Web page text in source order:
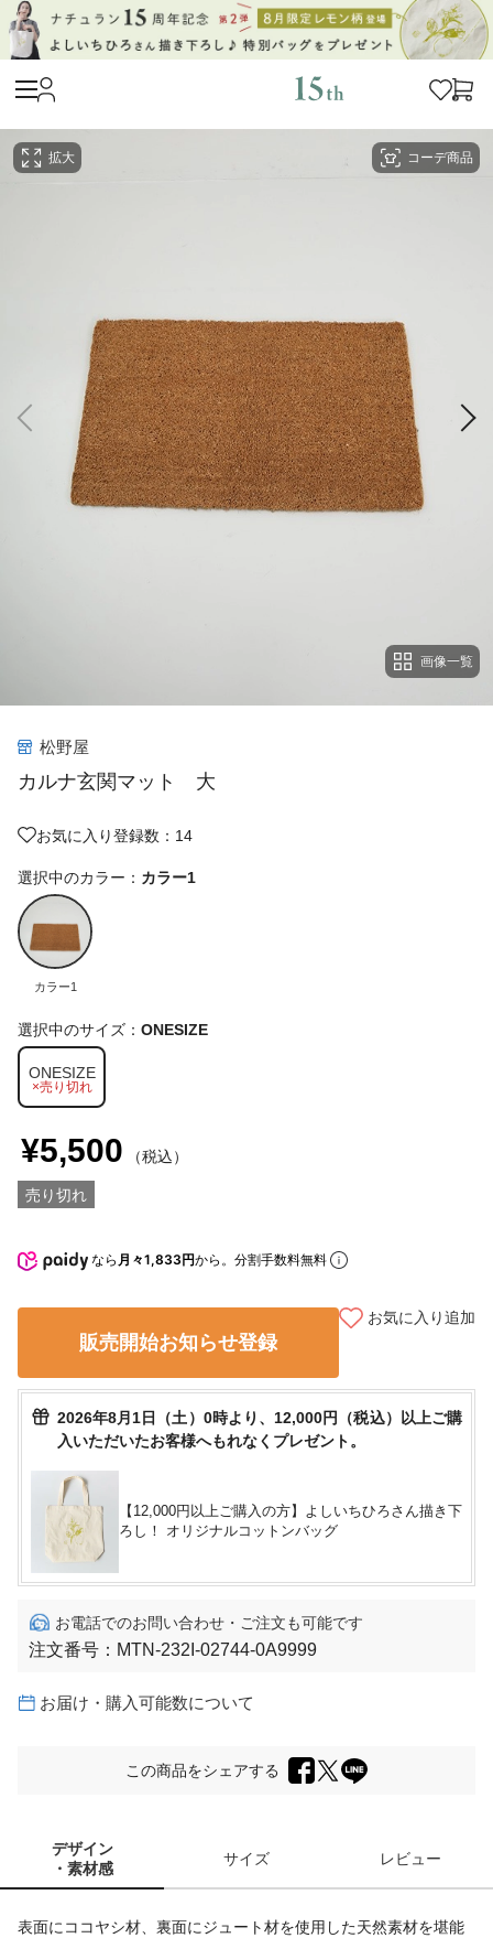
コーデ商品
拡大
画像一覧
松野屋
カルナ玄関マット 大
お気に入り登録数：14
選択中のカラー： カラー1
カラー1
選択中のサイズ： ONESIZE
ONESIZE
×売り切れ
¥5,500 （税込）
売り切れ
なら 月々1,833円から。分割手数料無料
販売開始お知らせ登録
お気に入り追加
2026年8月1日（土）0時より、12,000円（税込）以上ご購
入いただいたお客様へもれなくプレゼント。
【12,000円以上ご購入の方】よしいちひろさん描き下
ろし！ オリジナルコットンバッグ
お電話でのお問い合わせ・ご注文も可能です
注文番号： MTN-232I-02744-0A9999
お届け・購入可能数について
この商品をシェアする
デザイン
・素材感
サイズ レビュー
表面にココヤシ材、裏面にジュート材を使用した天然素材を堪能